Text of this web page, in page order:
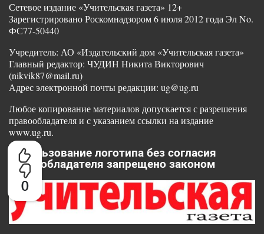
0
Сетевое издание «Учительская газета» 12+
Зарегистрировано Роскомнадзором 6 июля 2012 года Эл No.
ФС77-50440
Учредитель: АО «Издательский дом «Учительская газета»
Главный редактор: ЧУДИН Никита Викторович
(nikvik87@mail.ru)
Адрес электронной почты редакции: ug@ug.ru
Любое копирование материалов допускается с разрешения
правообладателя и с указанием ссылки на издание
www.ug.ru.
Использование логотипа без согласия
правообладателя запрещено законом